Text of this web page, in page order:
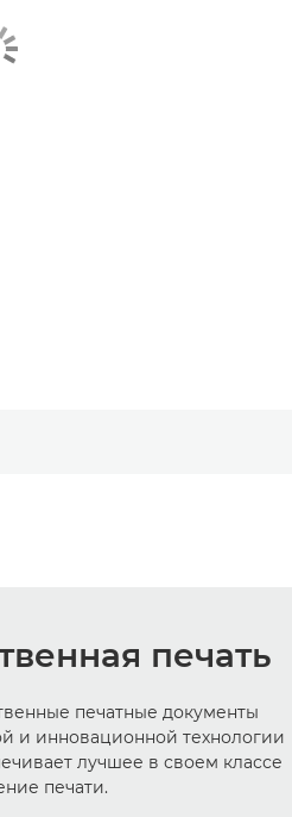
печать
печатные документы
и инновационной технологии
лучшее в своем классе
печати.